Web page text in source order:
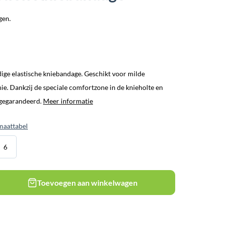
elastische kniebandage. Geschikt voor milde
Dankzij de speciale comfortzone in de knieholte en
Meer informatie
6
Toevoegen aan winkelwagen